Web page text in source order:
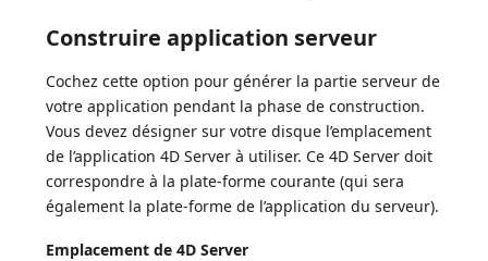
Construire application serveur
Cochez cette option pour générer la partie serveur de
votre application pendant la phase de construction.
Vous devez désigner sur votre disque l’emplacement
de l’application 4D Server à utiliser. Ce 4D Server doit
correspondre à la plate-forme courante (qui sera
également la plate-forme de l’application du serveur).
Emplacement de 4D Server